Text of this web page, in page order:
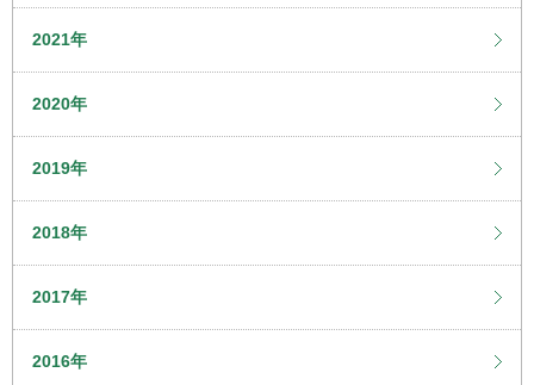
2021年
2020年
2019年
2018年
2017年
2016年